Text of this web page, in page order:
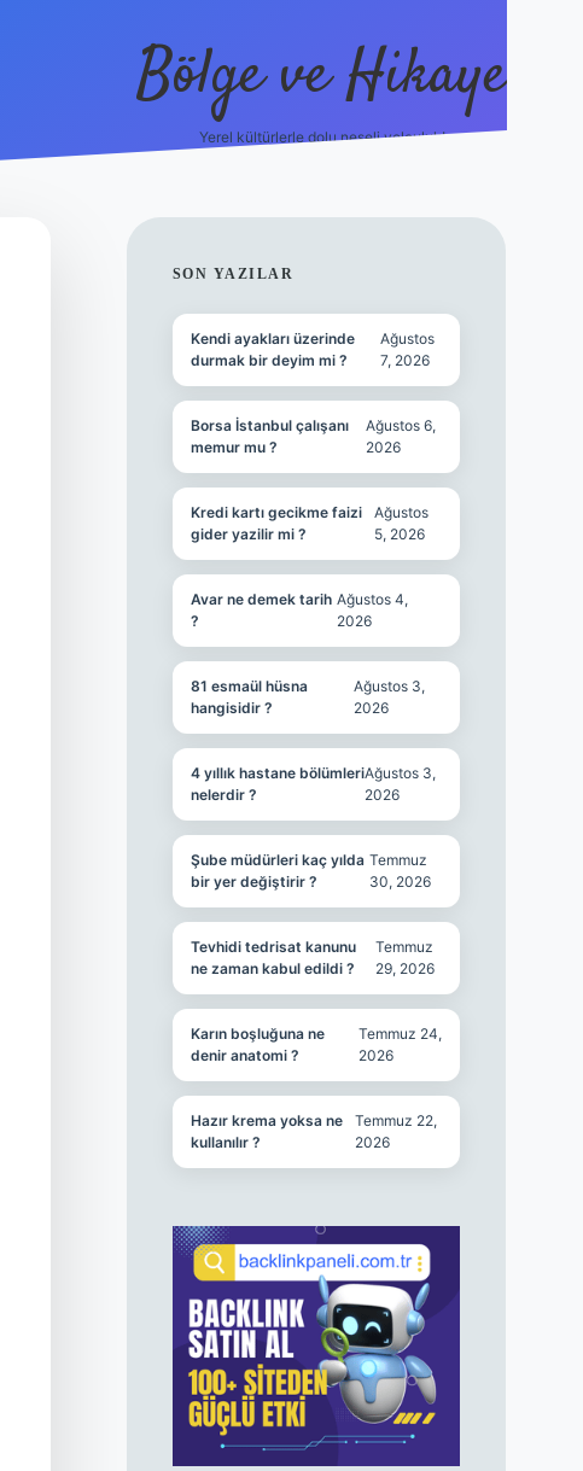
Bölge ve Hikaye
Yerel kültürlerle dolu neşeli yolculuk!
SIDEBAR
SON YAZILAR
Kendi ayakları üzerinde
durmak bir deyim mi ?
Ağustos
7, 2026
Borsa İstanbul çalışanı
memur mu ?
Ağustos 6,
2026
Kredi kartı gecikme faizi
gider yazilir mi ?
Ağustos
5, 2026
Avar ne demek tarih
?
Ağustos 4,
2026
81 esmaül hüsna
hangisidir ?
Ağustos 3,
2026
4 yıllık hastane bölümleri
nelerdir ?
Ağustos 3,
2026
Şube müdürleri kaç yılda
bir yer değiştirir ?
Temmuz
30, 2026
Tevhidi tedrisat kanunu
ne zaman kabul edildi ?
Temmuz
29, 2026
Karın boşluğuna ne
denir anatomi ?
Temmuz 24,
2026
Hazır krema yoksa ne
kullanılır ?
Temmuz 22,
2026
grand opera bet